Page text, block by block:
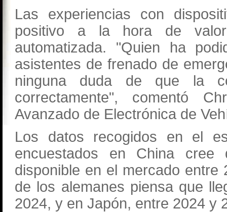
Las experiencias con
positivo a la hora de
automatizada. "Quien ha
asistentes de frenado de
ninguna duda de que la
correctamente", comentó
Avanzado de Electrónica de
Los datos recogidos en el
encuestados en China
disponible en el mercado
de los alemanes piensa que
2024, y en Japón, entre 2024 y